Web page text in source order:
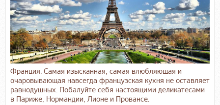
Франция. Самая изысканная, самая влюбляющая и
очаровывающая навсегда французская кухня не оставляет
равнодушных. Побалуйте себя настоящими деликатесами
в Париже, Нормандии, Лионе и Провансе.